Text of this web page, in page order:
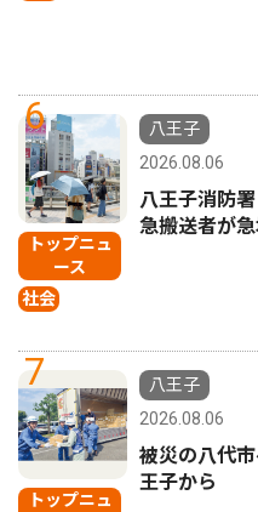
6
トップニュ
ース
社会
八王子
2026.08.06
八王子消防
急搬送者が
7
トップニュ
八王子
2026.08.06
被災の八代
王子から